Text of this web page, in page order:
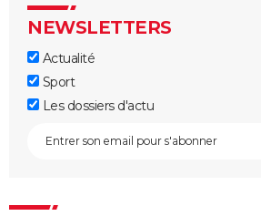
NEWSLETTERS
Actualité
Sport
Les dossiers d'actu